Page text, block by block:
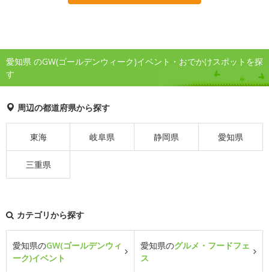
愛知県 のGW(ゴールデンウィーク)イベント・おでかけスポットを探
す
周辺の都道府県から探す
東海 岐阜県 静岡県 愛知県
三重県
カテゴリから探す
愛知県のGW(ゴールデンウィ
ーク)イベント
愛知県のグルメ・フードフェ
ス